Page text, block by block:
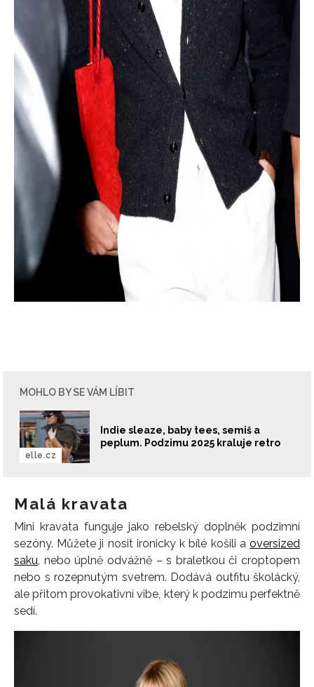
INFORMACE
REDAKCE
MOHLO BY SE VÁM LÍBIT
Indie sleaze, baby tees, semiš a
peplum. Podzimu 2025 kraluje retro
elle.cz
Malá kravata
Mini kravata funguje jako rebelský doplněk podzimní
sezóny. Můžete ji nosit ironicky k bílé košili a oversized
saku , nebo úplně odvážně – s braletkou či croptopem
nebo s rozepnutým svetrem. Dodává outfitu školácký,
ale přitom provokativní vibe, který k podzimu perfektně
sedí.